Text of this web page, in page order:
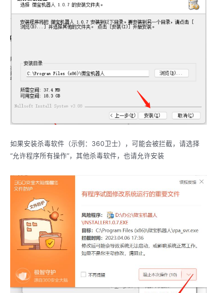
如果安装杀毒软件（示例：360卫士），可能会被拦截，请选择
“允许程序所有操作”，其他杀毒软件，也请允许安装